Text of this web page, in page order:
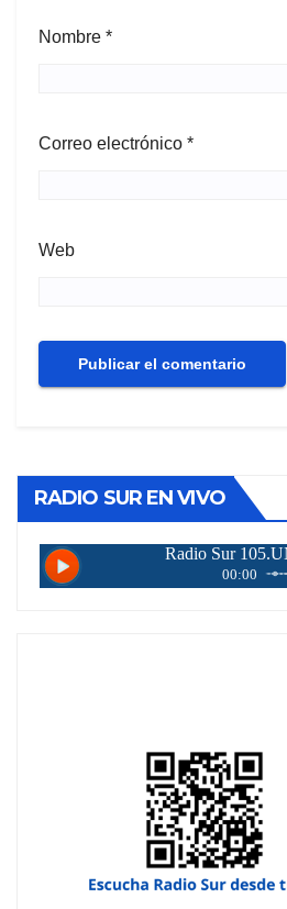
Nombre *
Correo electrónico *
Web
RADIO SUR EN VIVO